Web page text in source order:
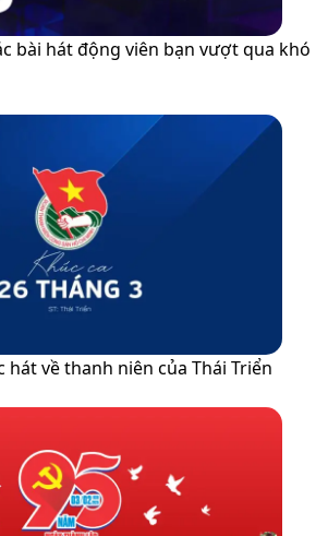
bài hát động viên bạn vượt qua khó
hát về thanh niên của Thái Triển